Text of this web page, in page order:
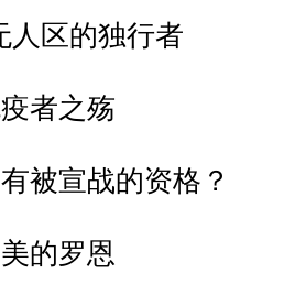
胜者
梅雪龙凤烛
邀请信
趣事
人区的独行者
者之殇
被宣战的资格？
的罗恩